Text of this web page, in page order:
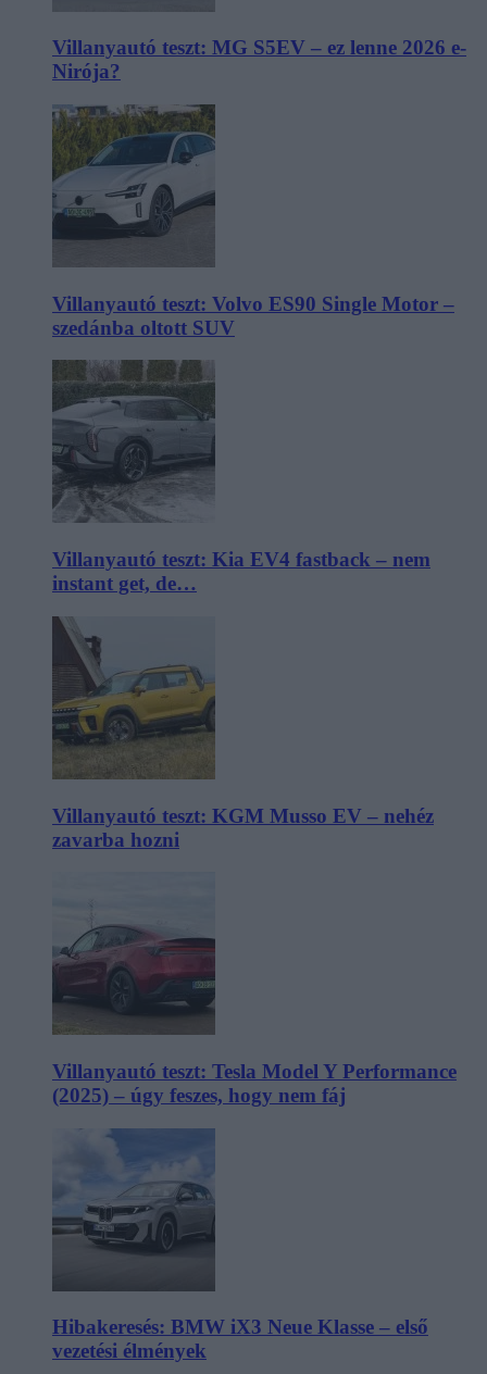
Villanyautó teszt: MG S5EV – ez lenne 2026 e-
Nirója?
Villanyautó teszt: Volvo ES90 Single Motor –
szedánba oltott SUV
Villanyautó teszt: Kia EV4 fastback – nem
instant get, de…
Villanyautó teszt: KGM Musso EV – nehéz
zavarba hozni
Villanyautó teszt: Tesla Model Y Performance
(2025) – úgy feszes, hogy nem fáj
Hibakeresés: BMW iX3 Neue Klasse – első
vezetési élmények